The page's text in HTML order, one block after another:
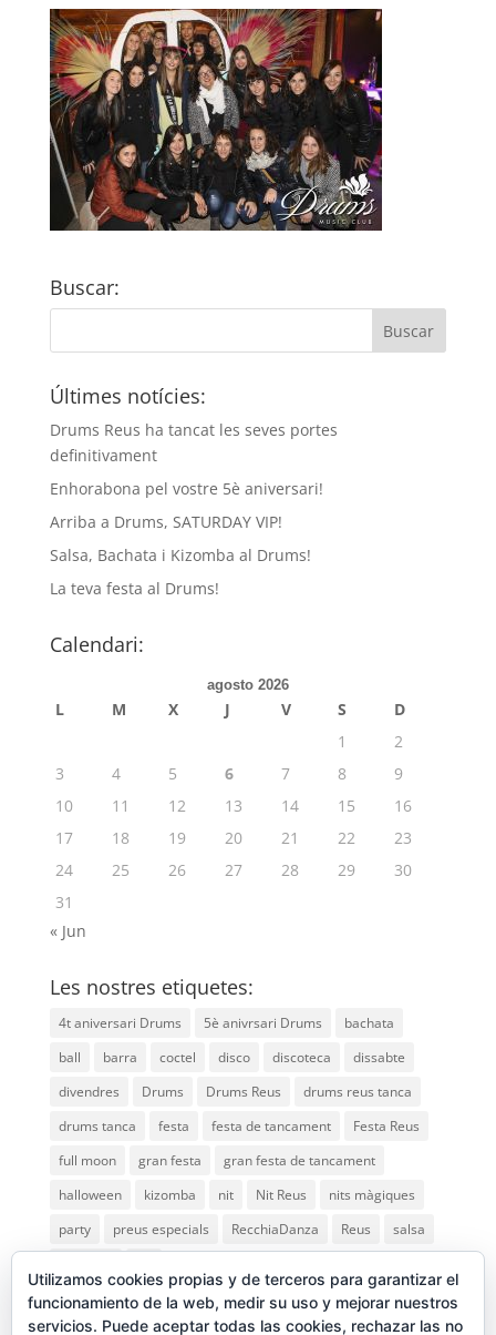
Buscar:
Últimes notícies:
Drums Reus ha tancat les seves portes
definitivament
Enhorabona pel vostre 5è aniversari!
Arriba a Drums, SATURDAY VIP!
Salsa, Bachata i Kizomba al Drums!
La teva festa al Drums!
Calendari:
agosto 2026
L M X J V S
D
1
2
3
4 5 6 7 8
9
10
11 12 13 14 15
16
17
18 19 20 21 22
23
24
25 26 27 28 29
30
31
« Jun
Les nostres etiquetes:
4t aniversari Drums 5è anivrsari Drums
bachata
ball
barra coctel disco discoteca
dissabte
divendres
Drums Drums Reus
drums reus tanca
drums tanca
festa festa de tancament
Festa Reus
full moon
gran festa
gran festa de tancament
halloween
kizomba nit Nit Reus
nits màgiques
party
preus especials RecchiaDanza Reus
salsa
Utilizamos cookies propias y de terceros para garantizar el
funcionamiento de la web, medir su uso y mejorar nuestros
servicios. Puede aceptar todas las cookies, rechazar las no